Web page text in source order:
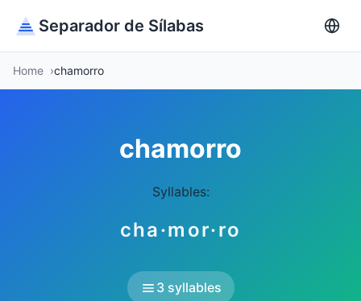
Separador de Sílabas
Home chamorro
chamorro
Syllables:
cha·mor·ro
3 syllables